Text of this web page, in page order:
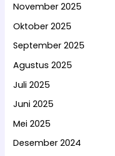
November 2025
Oktober 2025
September 2025
Agustus 2025
Juli 2025
Juni 2025
Mei 2025
Desember 2024